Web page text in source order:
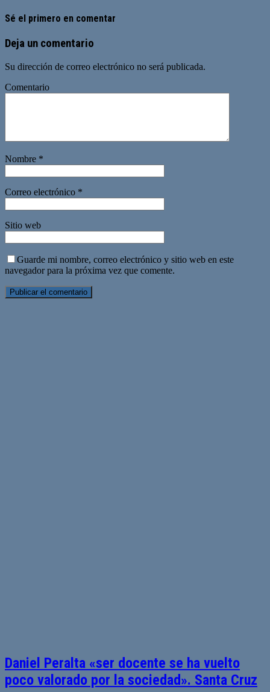
Sé el primero en comentar
Deja un comentario
Su dirección de correo electrónico no será publicada.
Comentario
Nombre *
Correo electrónico *
Sitio web
Guarde mi nombre, correo electrónico y sitio web en este
navegador para la próxima vez que comente.
Daniel Peralta «ser docente se ha vuelto
poco valorado por la sociedad». Santa Cruz